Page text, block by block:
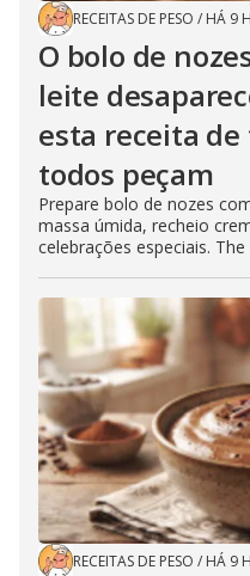
RECEITAS DE PESO / HÁ 9
O bolo de
leite
esta receita
todos peçam
Prepare bolo de nozes
massa úmida, recheio
celebrações especiais. The
RECEITAS DE PESO / HÁ 9